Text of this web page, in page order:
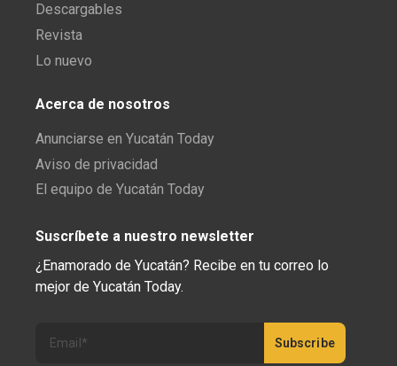
Descargables
Revista
Lo nuevo
Acerca de nosotros
Anunciarse en Yucatán Today
Aviso de privacidad
El equipo de Yucatán Today
Suscríbete a nuestro newsletter
¿Enamorado de Yucatán? Recibe en tu correo lo
mejor de Yucatán Today.